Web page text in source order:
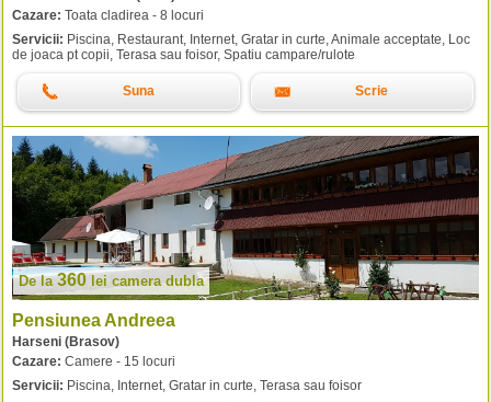
Cazare: Toata cladirea - 8 locuri
Servicii: Piscina, Restaurant, Internet, Gratar in curte, Animale acceptate, Loc
de joaca pt copii, Terasa sau foisor, Spatiu campare/rulote
Suna Scrie
De la 360 lei camera dubla
Pensiunea Andreea
Harseni (Brasov)
Cazare: Camere - 15 locuri
Servicii: Piscina, Internet, Gratar in curte, Terasa sau foisor